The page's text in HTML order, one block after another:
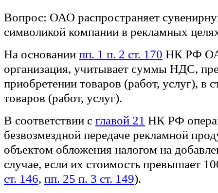
Вопрос: ОАО распространяет
символикой компании в рекламных
На основании пп. 1 п. 2 ст. 170 НК РФ
организация, учитывает суммы НДС,
приобретении товаров (работ, услуг), в
товаров (работ, услуг).
В соответствии с главой 21 НК РФ
безвозмездной передаче рекламной
объектом обложения налогом на
случае, если их стоимость превышает
ст. 146, пп. 25 п. 3 ст. 149).